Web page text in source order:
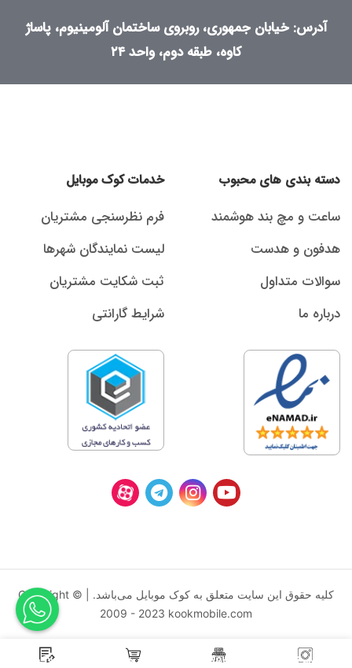
آدرس: خیابان جمهوری، روبروی ساختمان آلومینیوم، پاساژ
کاوه، طبقه دوم، واحد ۲۴
دسته بندی های محبوب
ساعت و مچ بند هوشمند
هدفون و هدست
سوالات متداول
درباره ما
خدمات کوک موبایل
فرم نظرسنجی مشتریان
لیست نمایندگان شهرها
ثبت شکایت مشتریان
شرایط گارانتی
کليه حقوق اين سايت متعلق به کوک موبایل می‌باشد. | Copyright ©
2009 - 2023 kookmobile.com
فروشگاه سبد خرید بلاگ